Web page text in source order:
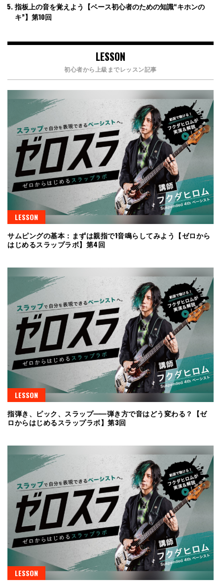
指板上の音を覚えよう【ベース初心者のための知識“キホンの
キ”】第10回
LESSON
初心者から上級までレッスン記事
LESSON
サムピングの基本：まずは親指で1音鳴らしてみよう【ゼロから
はじめるスラップラボ】第4回
LESSON
指弾き、ピック、スラップ⸺弾き方で音はどう変わる？【ゼ
ロからはじめるスラップラボ】第3回
LESSON